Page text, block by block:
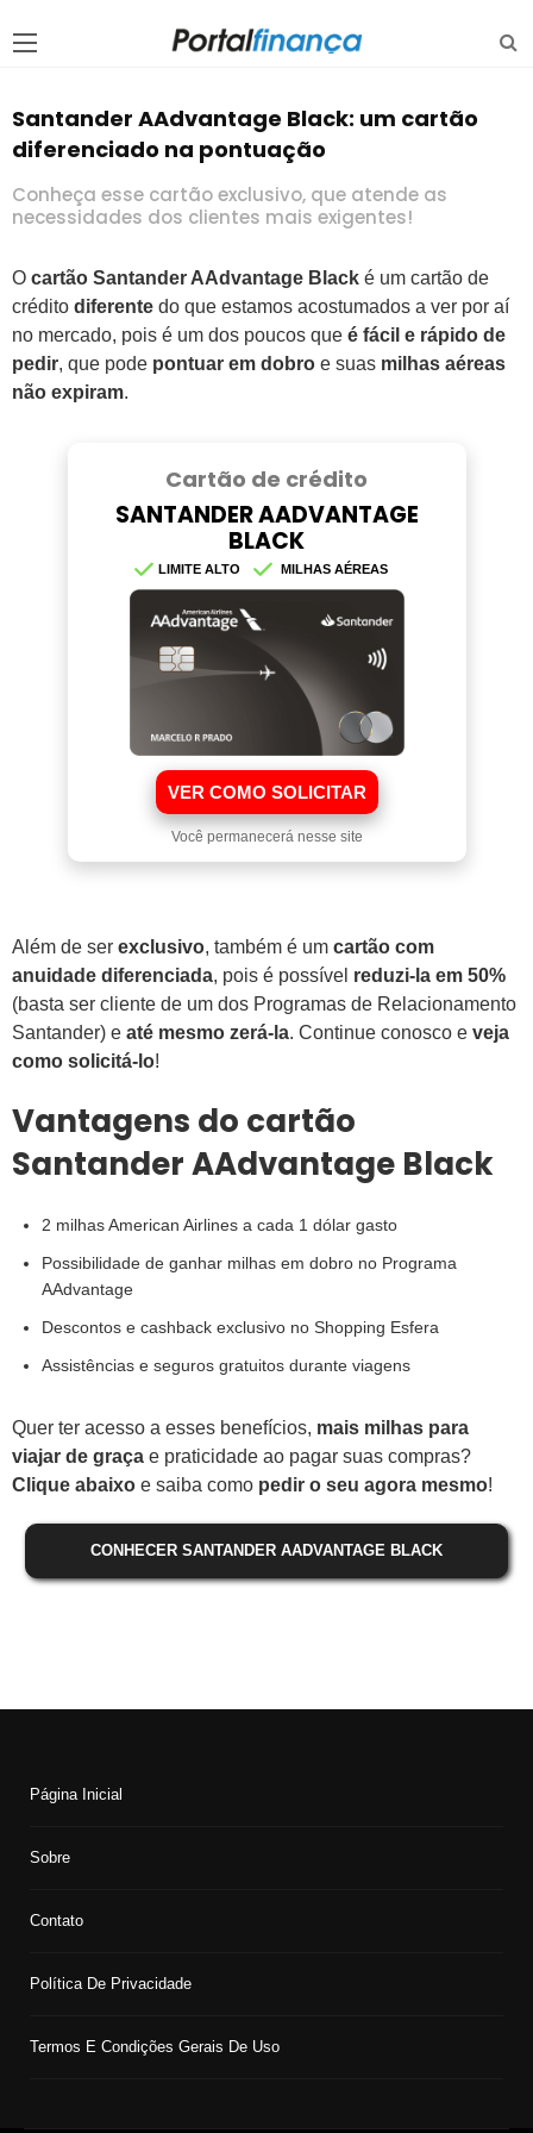
Santander AAdvantage Black: um cartão
diferenciado na pontuação
Conheça esse cartão exclusivo, que atende as
necessidades dos clientes mais exigentes!
O cartão Santander AAdvantage Black é um cartão de
crédito diferente do que estamos acostumados a ver por aí
no mercado, pois é um dos poucos que é fácil e rápido de
pedir, que pode pontuar em dobro e suas milhas aéreas
não expiram.
Cartão de crédito
SANTANDER AADVANTAGE
BLACK
LIMITE ALTO MILHAS AÉREAS
VER COMO SOLICITAR
Você permanecerá nesse site
Além de ser exclusivo, também é um cartão com
anuidade diferenciada, pois é possível reduzi-la em 50%
(basta ser cliente de um dos Programas de Relacionamento
Santander) e até mesmo zerá-la. Continue conosco e veja
como solicitá-lo!
Vantagens do cartão
Santander AAdvantage Black
2 milhas American Airlines a cada 1 dólar gasto
Possibilidade de ganhar milhas em dobro no Programa
AAdvantage
Descontos e cashback exclusivo no Shopping Esfera
Assistências e seguros gratuitos durante viagens
Quer ter acesso a esses benefícios, mais milhas para
viajar de graça e praticidade ao pagar suas compras?
Clique abaixo e saiba como pedir o seu agora mesmo!
CONHECER SANTANDER AADVANTAGE BLACK
Página Inicial
Sobre
Contato
Política De Privacidade
Termos E Condições Gerais De Uso